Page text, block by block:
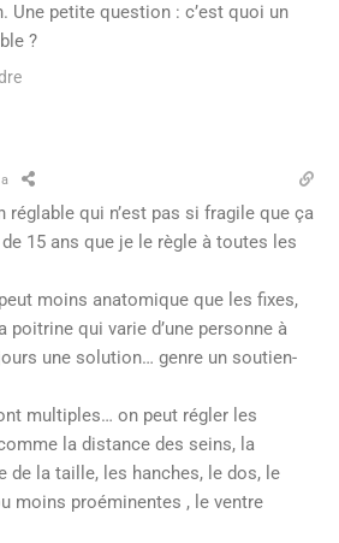
Une petite question : c’est quoi un
?
réglable qui n’est pas si fragile que ça
15 ans que je le règle à toutes les
moins anatomique que les fixes,
poitrine qui varie d’une personne à
une solution… genre un soutien-
multiples… on peut régler les
la distance des seins, la
de la taille, les hanches, le dos, le
moins proéminentes , le ventre